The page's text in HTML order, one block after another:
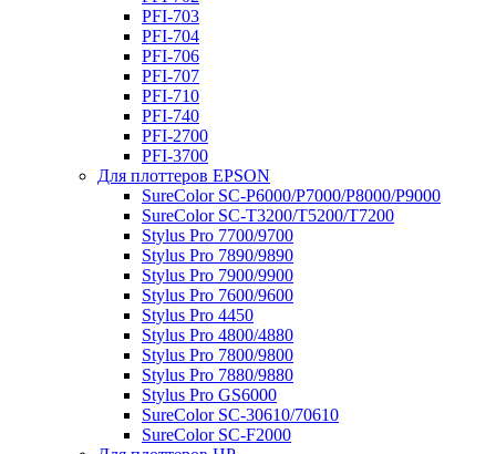
PFI-703
PFI-704
PFI-706
PFI-707
PFI-710
PFI-740
PFI-2700
PFI-3700
Для плоттеров EPSON
SureColor SC-P6000/P7000/P8000/P9000
SureColor SC-Т3200/T5200/T7200
Stylus Pro 7700/9700
Stylus Pro 7890/9890
Stylus Pro 7900/9900
Stylus Pro 7600/9600
Stylus Pro 4450
Stylus Pro 4800/4880
Stylus Pro 7800/9800
Stylus Pro 7880/9880
Stylus Pro GS6000
SureColor SC-30610/70610
SureColor SC-F2000